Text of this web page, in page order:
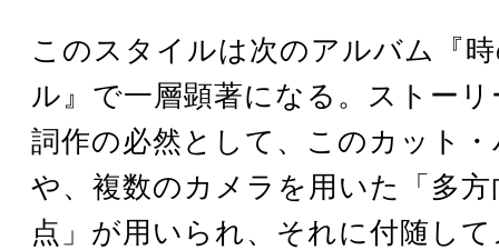
このスタイルは次のアルバム『
ル』で一層顕著になる。ストー
詞作の必然として、このカット
や、複数のカメラを用いた「多
点」が用いられ、それに付随し